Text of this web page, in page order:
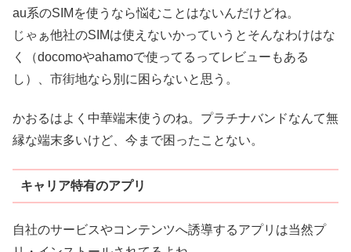
au系のSIMを使うなら悩むことはないんだけどね。
じゃぁ他社のSIMは使えないかっていうとそんなわけはな
く（docomoやahamoで使ってるってレビューもある
し）、市街地なら別に困らないと思う。
かおるはよく中華端末使うのね。プラチナバンドなんて無
縁な端末多いけど、今まで困ったことない。
キャリア特有のアプリ
自社のサービスやコンテンツへ誘導するアプリは当然プ